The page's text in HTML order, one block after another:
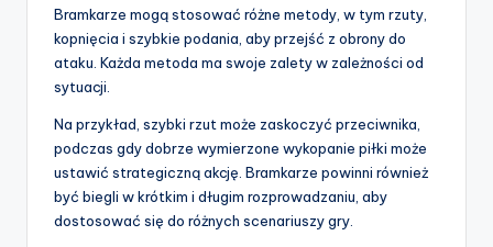
Bramkarze mogą stosować różne metody, w tym rzuty,
kopnięcia i szybkie podania, aby przejść z obrony do
ataku. Każda metoda ma swoje zalety w zależności od
sytuacji.
Na przykład, szybki rzut może zaskoczyć przeciwnika,
podczas gdy dobrze wymierzone wykopanie piłki może
ustawić strategiczną akcję. Bramkarze powinni również
być biegli w krótkim i długim rozprowadzaniu, aby
dostosować się do różnych scenariuszy gry.